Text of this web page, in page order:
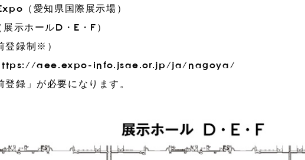
（愛知県国際展示場）
示ホールD・E・F）
登録制※）
aee.expo-info.jsae.or.jp/ja/nagoya/
録」が必要になります。